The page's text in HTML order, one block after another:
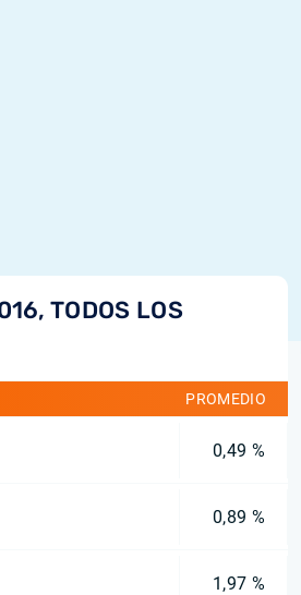
TODOS LOS
PROMEDIO
0,49 %
0,89 %
1,97 %